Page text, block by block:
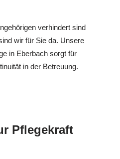
verhindert sind
wir für Sie da. Unsere
in Eberbach sorgt für
in der Betreuung.
Pflegekraft